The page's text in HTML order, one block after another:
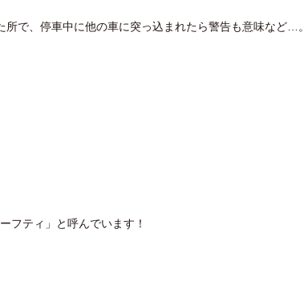
で、停車中に他の車に突っ込まれたら警告も意味など…。
フティ」と呼んでいます！